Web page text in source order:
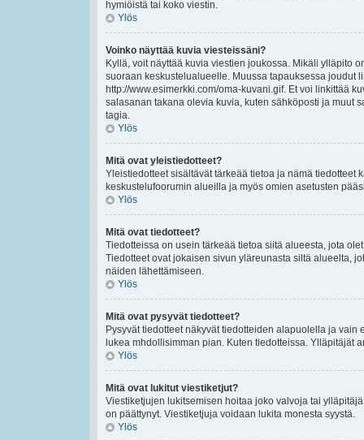
hymiöistä tai koko viestin.
Ylös
Voinko näyttää kuvia viesteissäni?
Kyllä, voit näyttää kuvia viestien joukossa. Mikäli ylläpito
suoraan keskustelualueelle. Muussa tapauksessa joudut
http://www.esimerkki.com/oma-kuvani.gif. Et voi linkittää
salasanan takana olevia kuvia, kuten sähköposti ja muut
tagia.
Ylös
Mitä ovat yleistiedotteet?
Yleistiedotteet sisältävät tärkeää tietoa ja nämä
keskustelufoorumin alueilla ja myös omien asetusten
Ylös
Mitä ovat tiedotteet?
Tiedotteissa on usein tärkeää tietoa siitä alueesta, jota
Tiedotteet ovat jokaisen sivun yläreunasta siltä alueelta,
näiden lähettämiseen.
Ylös
Mitä ovat pysyvät tiedotteet?
Pysyvät tiedotteet näkyvät tiedotteiden alapuolella ja
lukea mhdollisimman pian. Kuten tiedotteissa. Ylläpitäjät
Ylös
Mitä ovat lukitut viestiketjut?
Viestiketjujen lukitsemisen hoitaa joko valvoja tai
on päättynyt. Viestiketjuja voidaan lukita monesta syystä.
Ylös